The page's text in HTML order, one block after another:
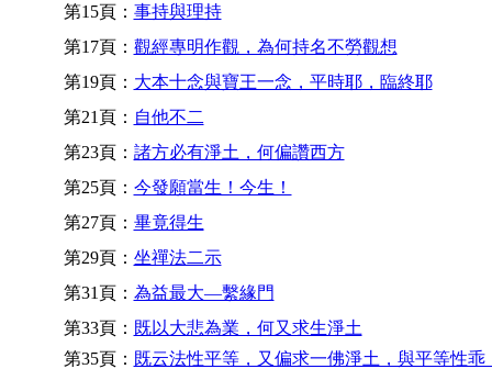
第15頁： 事持與理持
第17頁： 觀經專明作觀，為何持名不勞觀想
第19頁： 大本十念與寶王一念，平時耶，臨終耶
第21頁： 自他不二
第23頁： 諸方必有淨土，何偏讚西方
第25頁： 今發願當生！今生！
第27頁： 畢竟得生
第29頁： 坐禪法二示
第31頁： 為益最大—繫緣門
第33頁： 既以大悲為業，何又求生淨土
第35頁： 既云法性平等，又偏求一佛淨土，與平等性乖